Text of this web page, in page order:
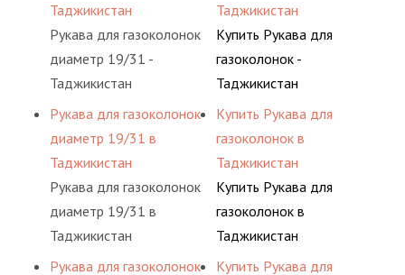
Таджикистан
Рукава для газоколонок
диаметр 19/31 -
Таджикистан
Рукава для газоколонок
диаметр 19/31 в
Таджикистан
Рукава для газоколонок
диаметр 19/31 в
Таджикистан
Рукава для газоколонок
Таджикистан
Купить Рукава для
газоколонок -
Таджикистан
Купить Рукава для
газоколонок в
Таджикистан
Купить Рукава для
газоколонок в
Таджикистан
Купить Рукава для